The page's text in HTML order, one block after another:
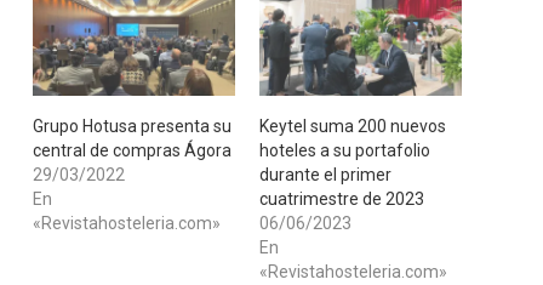
​Grupo Hotusa presenta su
central de compras Ágora
29/03/2022
En
«Revistahosteleria.com»
Keytel suma 200 nuevos
hoteles a su portafolio
durante el primer
cuatrimestre de 2023
06/06/2023
En
«Revistahosteleria.com»